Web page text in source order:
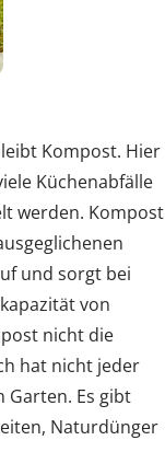
Kompost. Hier
Küchenabfälle
werden. Kompost
und sorgt bei
von
nicht die
hat nicht jeder
Garten. Es gibt
Naturdünger